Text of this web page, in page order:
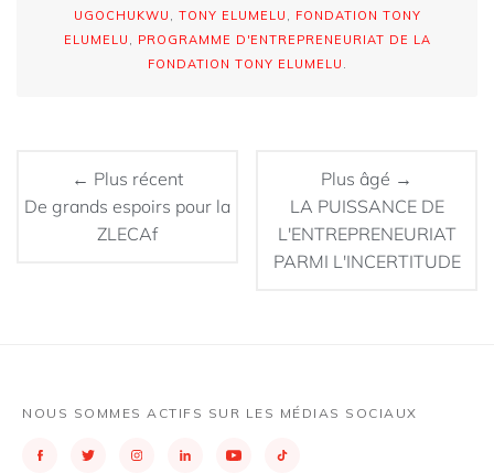
UGOCHUKWU
TONY ELUMELU
FONDATION TONY
ELUMELU
PROGRAMME D'ENTREPRENEURIAT DE LA
FONDATION TONY ELUMELU
← Plus récent
De grands espoirs pour la
ZLECAf
Plus âgé →
LA PUISSANCE DE
L'ENTREPRENEURIAT
PARMI L'INCERTITUDE
NOUS SOMMES ACTIFS SUR LES MÉDIAS SOCIAUX